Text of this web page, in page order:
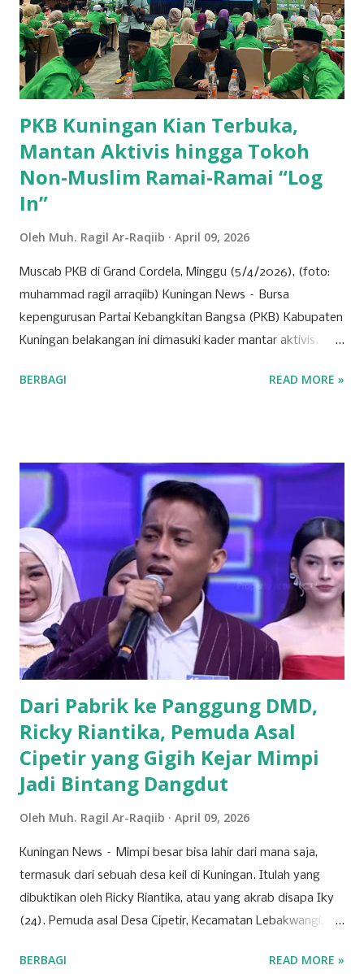
Posisi kedua ditempati oleh Kecamatan Cigandamekar
dengan total produksi mencapai 28.966 ton. Daerah ini
dikenal dengan pertanian yang beragam dan kualitas ubi
jalar yang baik, sehingga mampu bersaing dengan ...
PKB Kuningan Kian Terbuka,
Mantan Aktivis hingga Tokoh
Non-Muslim Ramai-Ramai “Log
In”
Oleh Muh. Ragil Ar-Raqiib April 09, 2026
Muscab PKB di Grand Cordela, Minggu (5/4/2026), (foto:
muhammad ragil arraqiib) Kuningan News – Bursa
kepengurusan Partai Kebangkitan Bangsa (PKB) Kabupaten
Kuningan belakangan ini dimasuki kader mantar aktivis.
semakin menunjukkan wajah barunya sebagai partai yang
tersebut. Drs. H. Ujang Kosasih, Ketua PKB Kuningan,
menyebut PKB saat ini adalah wadah bagi seluruh warga
negara tanpa melihat latar belakang organisasi maupun
agama. Fenomena menarik perhatian adalah bergabungnya
sejumlah nama besar dari kalangan aktivis muda, seperti
Sadam Husain. Ada anak muda dari kalangan
Muhammadiyah, NU, hingga mantan aktivis dari organisasi
mahasiswa seperti, PMII dan GMNI yang ikut merapat.
“Alhamdulillah di Muscab kali ini dalam rangka menyusun
struktur DPC ke depan 202...
BERBAGI READ MORE »
Dari Pabrik ke Panggung DMD,
Ricky Riantika, Pemuda Asal
Cipetir yang Gigih Kejar Mimpi
Jadi Bintang Dangdut
Oleh Muh. Ragil Ar-Raqiib April 09, 2026
Kuningan News – Mimpi besar bisa lahir dari mana saja,
termasuk dari sebuah desa keil di Kuningan. Itulah yang
dibuktikan oleh Ricky Riantika, atau yang akrab disapa Iky
(24). Pemuda asal Desa Cipetir, Kecamatan Lebakwangi, ini
ketatnya persaingan di dunia hiburan nasional. Nama Iky
BERBAGI READ MORE »